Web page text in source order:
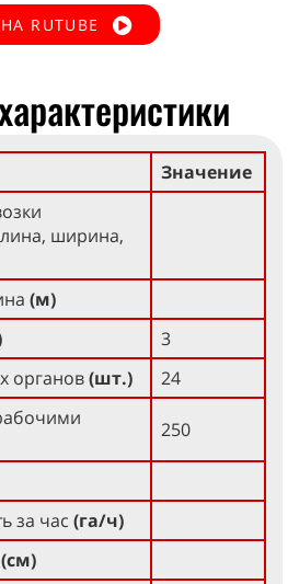
RUTUBE
Значение
ширина,
(м)
3
органов(шт.)
24
250
за час (га/ч)
(см)